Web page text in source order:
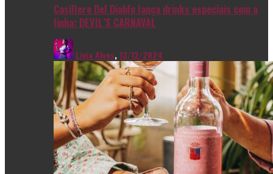
Casillero Del Diablo lança drinks especiais com a
linha: DEVIL’S CARNAVAL
Livia Alves,13/12/2024